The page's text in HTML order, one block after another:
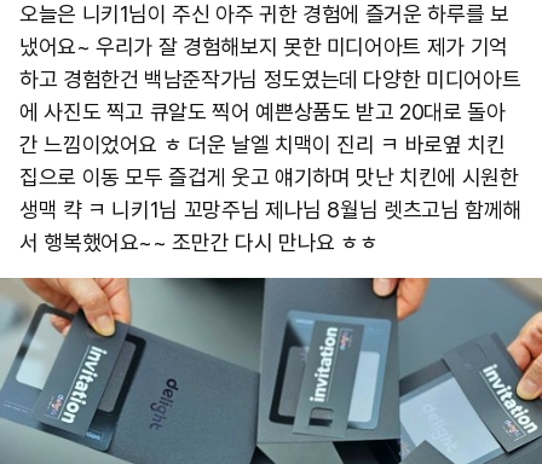
오늘은 니키1님이 주신 아주 귀한 경험에 즐거운 하루를 보
냈어요~ 우리가 잘 경험해보지 못한 미디어아트 제가 기억
하고 경험한건 백남준작가님 정도였는데 다양한 미디어아트
에 사진도 찍고 큐알도 찍어 예쁜상품도 받고 20대로 돌아
간 느낌이었어요 ㅎ 더운 날엘 치맥이 진리 ㅋ 바로옆 치킨
집으로 이동 모두 즐겁게 웃고 얘기하며 맛난 치킨에 시원한
생맥 캭 ㅋ 니키1님 꼬망주님 제나님 8월님 렛츠고님 함께해
서 행복했어요~~ 조만간 다시 만나요 ㅎㅎ